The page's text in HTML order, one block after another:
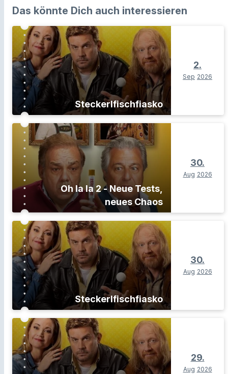
Das könnte Dich auch interessieren
Steckerlfischfiasko
2.
Sep 2026
Oh la la 2 - Neue Tests,
neues Chaos
30.
Aug 2026
Steckerlfischfiasko
30.
Aug 2026
29.
Aug 2026